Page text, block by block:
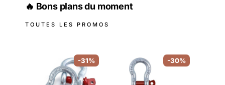
🔥 Bons plans du moment
TOUTES LES PROMOS
-31% -30%